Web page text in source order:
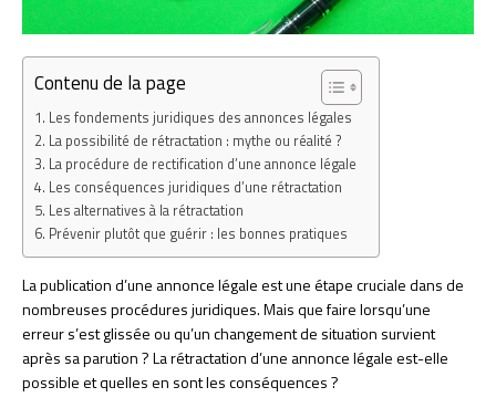
Contenu de la page
Les fondements juridiques des annonces légales
La possibilité de rétractation : mythe ou réalité ?
La procédure de rectification d’une annonce légale
Les conséquences juridiques d’une rétractation
Les alternatives à la rétractation
Prévenir plutôt que guérir : les bonnes pratiques
La publication d’une annonce légale est une étape cruciale dans de
nombreuses procédures juridiques. Mais que faire lorsqu’une
erreur s’est glissée ou qu’un changement de situation survient
après sa parution ? La rétractation d’une annonce légale est-elle
possible et quelles en sont les conséquences ?